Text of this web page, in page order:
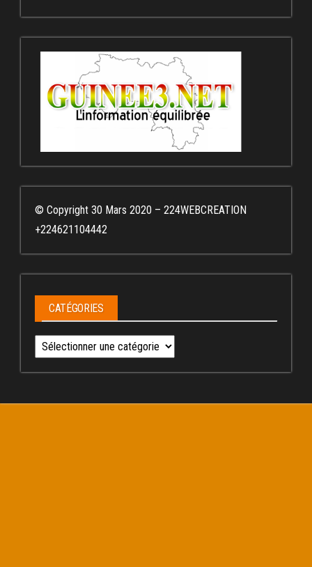
© Copyright 30 Mars 2020 – 224WEBCREATION
+224621104442
CATÉGORIES
Catégories